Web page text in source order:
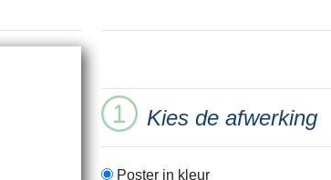
Kies de afwerking
Poster in kleur